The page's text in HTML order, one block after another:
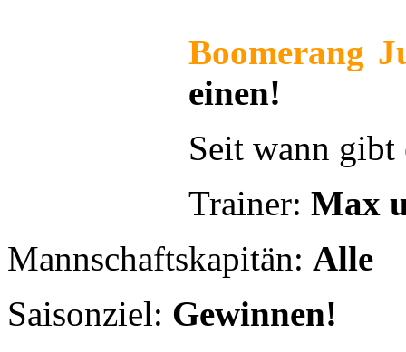
Mannschaftskapitän:Alle
Gewinnen!
Wann und wo trainiert
beim Olympia
Größter Erfolg bisher?
Weiterlesen: